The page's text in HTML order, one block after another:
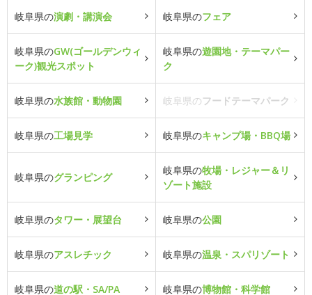
岐阜県の演劇・講演会 岐阜県のフェア
岐阜県のGW(ゴールデンウィ
ーク)観光スポット
岐阜県の遊園地・テーマパー
ク
岐阜県の水族館・動物園 岐阜県のフードテーマパーク
岐阜県の工場見学 岐阜県のキャンプ場・BBQ場
岐阜県のグランピング
岐阜県の牧場・レジャー＆リ
ゾート施設
岐阜県のタワー・展望台 岐阜県の公園
岐阜県のアスレチック 岐阜県の温泉・スパリゾート
岐阜県の道の駅・SA/PA 岐阜県の博物館・科学館